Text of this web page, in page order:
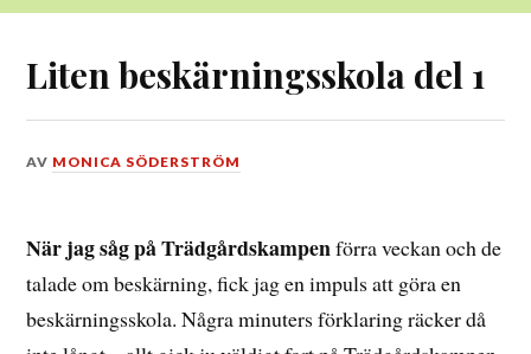
Liten beskärningsskola del 1
DEN
2014
AV MONICA SÖDERSTRÖM
När jag såg på Trädgårdskampenförra veckan och de
talade om beskärning, fick jag en impuls att göra en
beskärningsskola. Några minuters förklaring räcker då